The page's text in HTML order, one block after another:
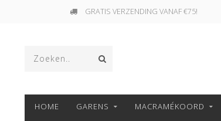
GRATIS VERZENDING VANAF €75!
HOME GARENS MACRAMÉKOORD